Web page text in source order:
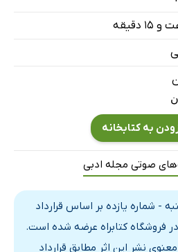
به کتابخانه
صوتی مجله ادبی
- شماره یازده بر اساس قرارداد
فروشگاه کتابراه عرضه شده است.
نشر این اثر مطابق قرارداد